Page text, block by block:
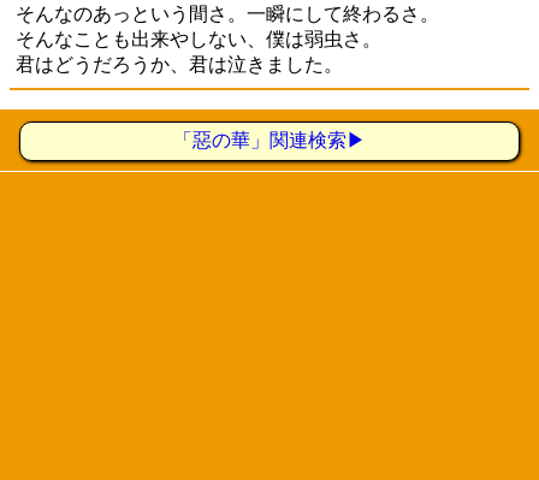
そんなのあっという間さ。一瞬にして終わるさ。
そんなことも出来やしない、僕は弱虫さ。
君はどうだろうか、君は泣きました。
「惡の華」関連検索▶